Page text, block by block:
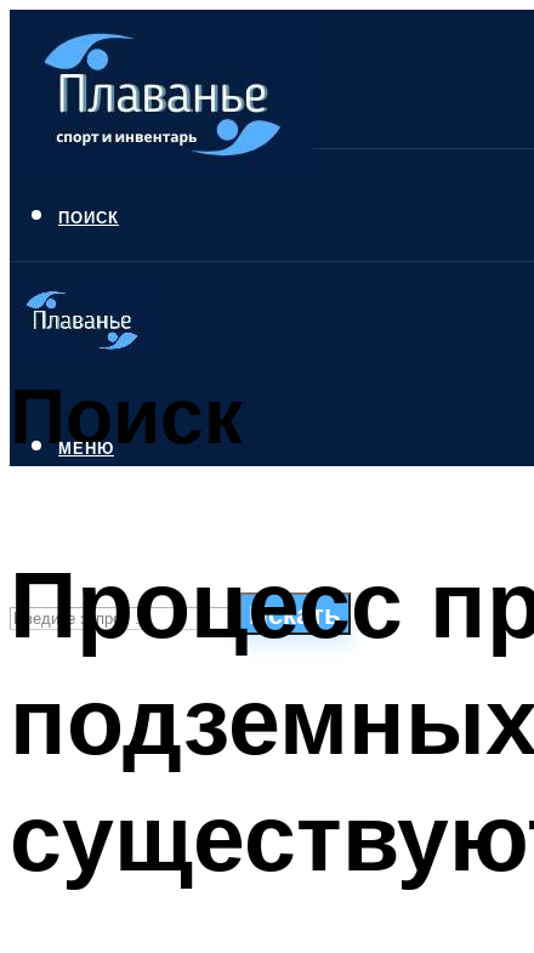
ПОИСК
Поиск
Искать
ПЛАВАНЬЕ ДЛЯ ДЕТЕЙ
ПЛАВАНЬЕ ДЛЯ ПОХУДЕНИЯ
ОЧИСТКА БАССЕЙНОВ
МЕНЮ
Процесс